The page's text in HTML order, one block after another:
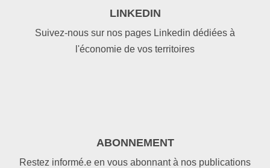
LINKEDIN
Suivez-nous sur nos pages Linkedin dédiées à
l'économie de vos territoires
ABONNEMENT
Restez informé.e en vous abonnant à nos publications